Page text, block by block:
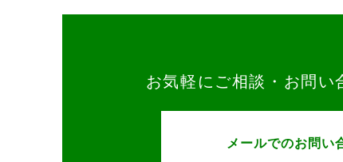
お気軽にご相談・お問い
メールでのお問い